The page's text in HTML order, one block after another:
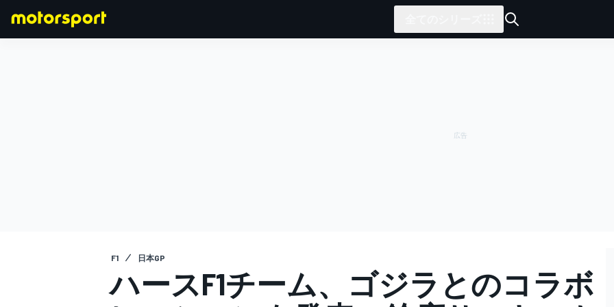
F1 日本GP
ハースF1チーム、ゴジラとのコラボ